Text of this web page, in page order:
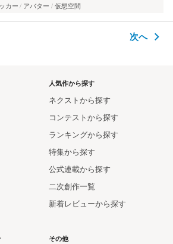
カー アバター 仮想空間
次へ
人気作から探す
ネクストから探す
コンテストから探す
ランキングから探す
特集から探す
公式連載から探す
二次創作一覧
新着レビューから探す
その他